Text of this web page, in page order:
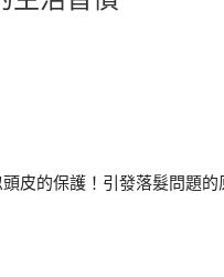
皮的保護！引發落髮問題